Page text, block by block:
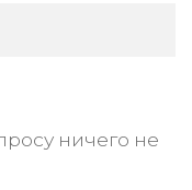
ничего не